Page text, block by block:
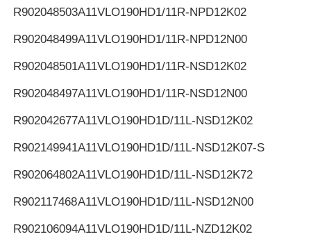
R902048503A11VLO190HD1/11R-NPD12K02
R902048499A11VLO190HD1/11R-NPD12N00
R902048501A11VLO190HD1/11R-NSD12K02
R902048497A11VLO190HD1/11R-NSD12N00
R902042677A11VLO190HD1D/11L-NSD12K02
R902149941A11VLO190HD1D/11L-NSD12K07-S
R902064802A11VLO190HD1D/11L-NSD12K72
R902117468A11VLO190HD1D/11L-NSD12N00
R902106094A11VLO190HD1D/11L-NZD12K02